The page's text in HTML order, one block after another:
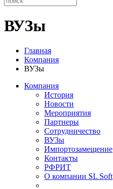
ВУЗы
Главная
Компания
ВУЗы
Компания
История
Новости
Мероприятия
Партнеры
Сотрудничество
ВУЗы
Импортозамещение
Контакты
РФРИТ
О компании SL Soft